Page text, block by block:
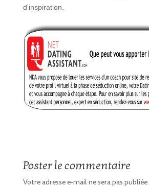
d'inspiration.
Poster le commentaire
Votre adresse e-mail ne sera pas publiée.